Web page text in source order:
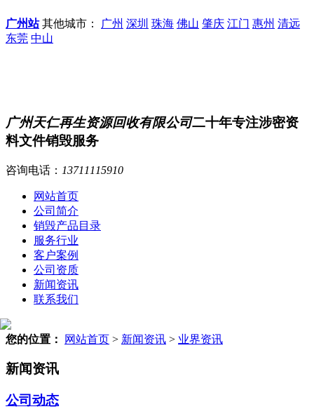
广州站其他城市： 广州 深圳 珠海 佛山 肇庆 江门 惠州 清远
东莞 中山
广州天仁再生资源回收有限公司二十年专注涉密资
料文件销毁服务
咨询电话： 13711115910
网站首页
公司简介
销毁产品目录
服务行业
客户案例
公司资质
新闻资讯
联系我们
您的位置： 网站首页 > 新闻资讯 > 业界资讯
新闻资讯
公司动态